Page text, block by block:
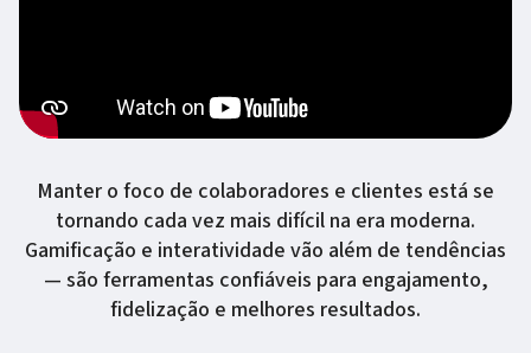
Manter o foco de colaboradores e clientes está se
tornando cada vez mais difícil na era moderna.
Gamificação e interatividade vão além de tendências
— são ferramentas confiáveis para engajamento,
fidelização e melhores resultados.